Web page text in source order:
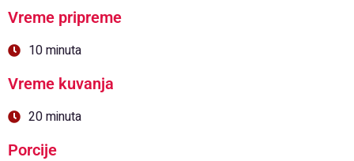
Vreme pripreme
10 minuta
Vreme kuvanja
20 minuta
Porcije